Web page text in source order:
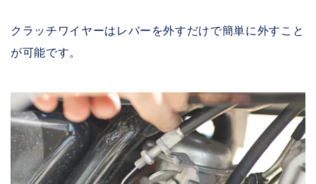
クラッチワイヤーはレバーを外すだけで簡単に外すこと
が可能です。